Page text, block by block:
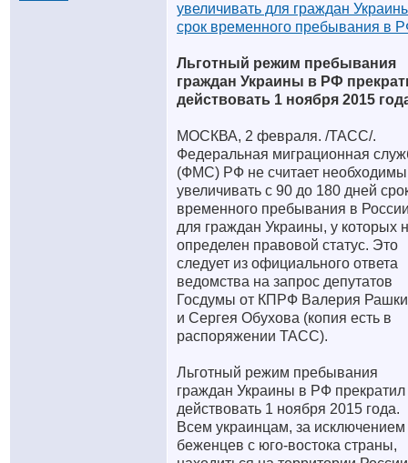
увеличивать для граждан
срок временного пребывания в
Льготный режим пребывания
граждан Украины в РФ
действовать 1 ноября 2015
МОСКВА, 2 февраля. /ТАСС/.
Федеральная миграционная
(ФМС) РФ не считает
увеличивать с 90 до 180 дней
временного пребывания в
для граждан Украины, у которых
определен правовой статус. Это
следует из официального ответа
ведомства на запрос депутатов
Госдумы от КПРФ Валерия
и Сергея Обухова (копия есть в
распоряжении ТАСС).
Льготный режим пребывания
граждан Украины в РФ прекратил
действовать 1 ноября 2015 года.
Всем украинцам, за исключением
беженцев с юго-востока страны,